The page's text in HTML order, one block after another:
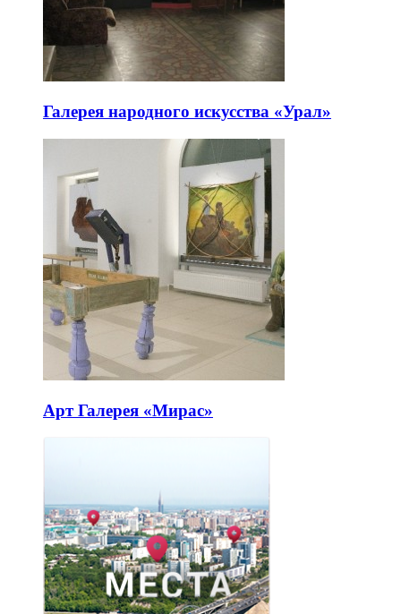
Галерея народного искусства «Урал»
Арт Галерея «Мирас»